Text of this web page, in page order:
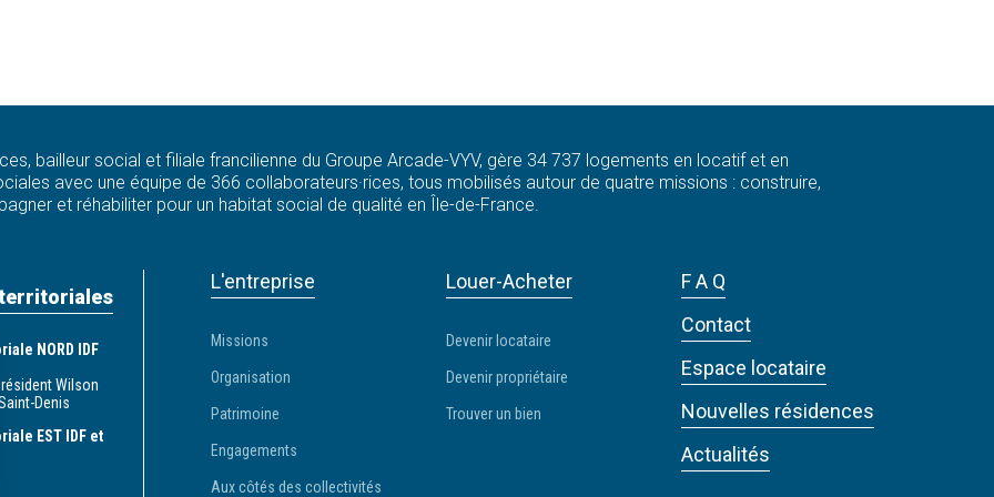
bailleur social et filiale francilienne du Groupe Arcade-VYV, gère 34 737 logements en locatif et en
avec une équipe de 366 collaborateurs·rices, tous mobilisés autour de quatre missions : construire,
et réhabiliter pour un habitat social de qualité en Île-de-France.
NORD IDF
Wilson
Denis
EST IDF et
L'entreprise
Missions
Organisation
Patrimoine
Engagements
Aux côtés des collectivités
Louer-Acheter
Devenir locataire
Devenir propriétaire
Trouver un bien
F A Q
Contact
Espace locataire
Nouvelles résidences
Actualités